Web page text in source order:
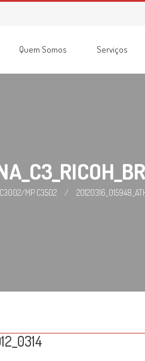
Quem Somos Serviços
C3002/MP C3502 /